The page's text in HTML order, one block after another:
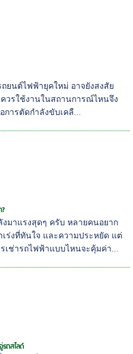
ยนต์ไฟฟ้ายุคใหม่ อาจยังสงสัย
วรใช้งานในสถานการณ์ไหนจึง
การตัดกำลังขับเคลื...
มาแรงสุดๆ ครับ หลายคนอยาก
ร่งที่ทันใจ และความประหยัด แต่
รเช่ารถไฟฟ้าแบบไหนจะคุ้มค่า...
รถสไลด์